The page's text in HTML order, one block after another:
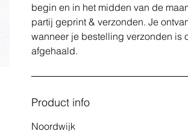
begin en in het midden van de
partij geprint & verzonden. Je
wanneer je bestelling verzonden is
afgehaald.
Product info
Noordwijk